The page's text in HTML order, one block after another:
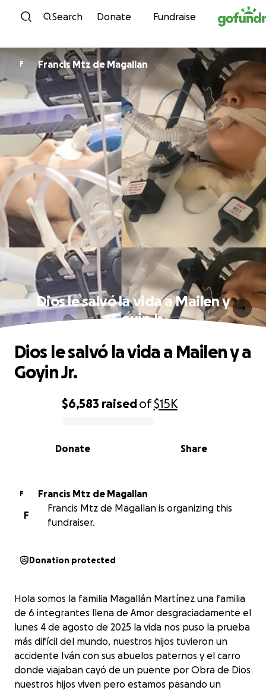
Skip to content
Search Donate Fundraise
F Francis Mtz de Magallan
Dios le salvó la vida a Mailen y
a Goyin Jr.
0% complete
$6,583 raisedof$15K
Share
Donate
Dios le salvó la vida a Mailen y a
Goyin Jr.
F
Francis Mtz de Magallan
F
Francis Mtz de Magallan is organizing this
fundraiser.
Donation protected
Hola somos la familia Magallán Martínez una familia
de 6 integrantes llena de Amor desgraciadamente el
lunes 4 de agosto de 2025 la vida nos puso la prueba
más difícil del mundo, nuestros hijos tuvieron un
accidente Iván con sus abuelos paternos y el carro
donde viajaban cayó de un puente por Obra de Dios
nuestros hijos viven pero estamos pasando un